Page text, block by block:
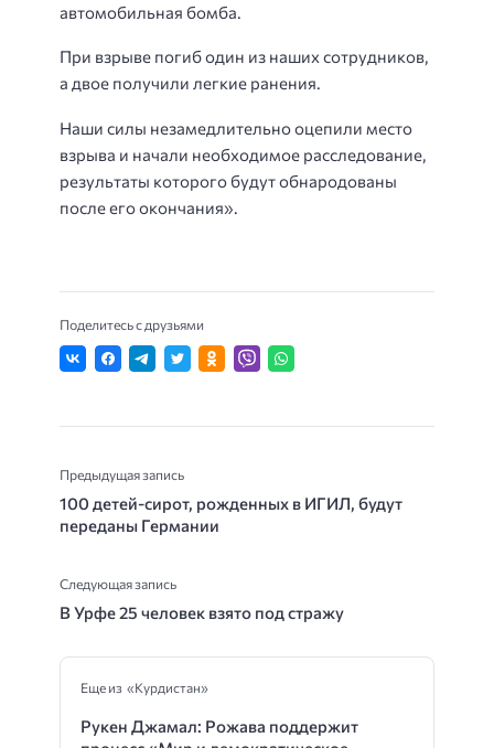
автомобильная бомба.
При взрыве погиб один из наших сотрудников,
а двое получили легкие ранения.
Наши силы незамедлительно оцепили место
взрыва и начали необходимое расследование,
результаты которого будут обнародованы
после его окончания».
Поделитесь с друзьями
Предыдущая запись
100 детей-сирот, рожденных в ИГИЛ, будут
переданы Германии
Следующая запись
В Урфе 25 человек взято под стражу
Еще из «Курдистан»
Рукен Джамал: Рожава поддержит